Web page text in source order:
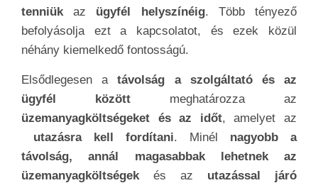
tenniükaz ügyfél helyszínéig. Több tényező
befolyásolja ezt a kapcsolatot, és ezek közül
néhány kiemelkedő fontosságú.
Elsődlegesen atávolság a szolgáltató és az
ügyfél között meghatározza az
üzemanyagköltségeket és az időt, amelyet az
utazásra kell fordítani. Minél nagyobb a
távolság, annál magasabbak lehetnek az
üzemanyagköltségek és az utazással járó